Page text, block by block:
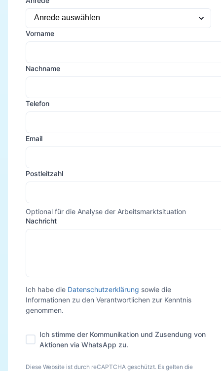
Vorname
Nachname
Telefon
Email
Postleitzahl
Optional für die Analyse der Arbeitsmarktsituation
Nachricht
Ich habe die Datenschutzerklärung sowie die
Informationen zu den Verantwortlichen zur Kenntnis
genommen.
Ich stimme der Kommunikation und Zusendung von
Aktionen via WhatsApp zu.
Diese Website ist durch reCAPTCHA geschützt. Es gelten die